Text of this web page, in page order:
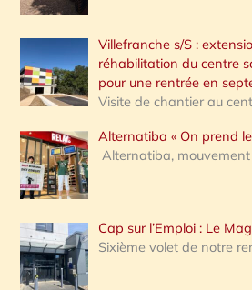
Villefranche s/S :
réhabilitation du centre
pour une rentrée en
Visite de chantier au
Alternatiba « On prend
Alternatiba,
Cap sur l’Emploi : Le
Sixième volet de notre